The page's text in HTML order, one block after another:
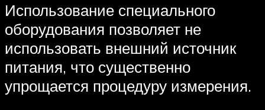
Использование специального
оборудования позволяет не
использовать внешний источник
питания, что существенно
упрощается процедуру измерения.